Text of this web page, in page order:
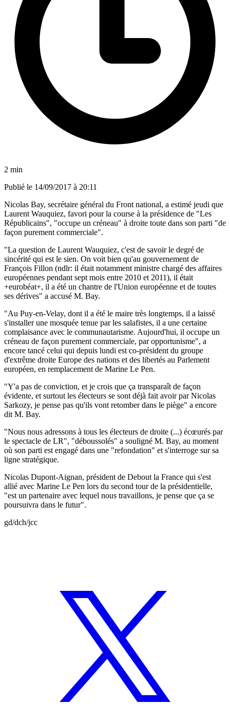
2 min
Publié le 14/09/2017 à 20:11
Nicolas Bay, secrétaire général du Front national, a estimé jeudi que
Laurent Wauquiez, favori pour la course à la présidence de "Les
Républicains", "occupe un créneau" à droite toute dans son parti "de
façon purement commerciale".
"La question de Laurent Wauquiez, c'est de savoir le degré de
sincérité qui est le sien. On voit bien qu'au gouvernement de
François Fillon (ndlr: il était notamment ministre chargé des affaires
européennes pendant sept mois entre 2010 et 2011), il était
+eurobéat+, il a été un chantre de l'Union européenne et de toutes
ses dérives" a accusé M. Bay.
"Au Puy-en-Velay, dont il a été le maire très longtemps, il a laissé
s'installer une mosquée tenue par les salafistes, il a une certaine
complaisance avec le communautarisme. Aujourd'hui, il occupe un
créneau de façon purement commerciale, par opportunisme", a
encore tancé celui qui depuis lundi est co-président du groupe
d'extrême droite Europe des nations et des libertés au Parlement
européen, en remplacement de Marine Le Pen.
"Y'a pas de conviction, et je crois que ça transparaît de façon
évidente, et surtout les électeurs se sont déjà fait avoir par Nicolas
Sarkozy, je pense pas qu'ils vont retomber dans le piège" a encore
dit M. Bay.
"Nous nous adressons à tous les électeurs de droite (...) écœurés par
le spectacle de LR", "déboussolés" a souligné M. Bay, au moment
où son parti est engagé dans une "refondation" et s'interroge sur sa
ligne stratégique.
Nicolas Dupont-Aignan, président de Debout la France qui s'est
allié avec Marine Le Pen lors du second tour de la présidentielle,
"est un partenaire avec lequel nous travaillons, je pense que ça se
poursuivra dans le futur".
gd/dch/jcc